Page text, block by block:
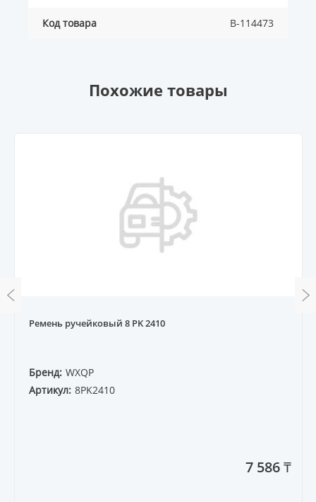
Код товара B-114473
Похожие товары
Ремень ручейковый 8 PK 2410
Бренд: WXQP
Артикул: 8PK2410
7 586 ₸